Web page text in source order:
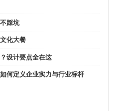
踩坑
化大餐
设计要点全在这
何定义企业实力与行业标杆